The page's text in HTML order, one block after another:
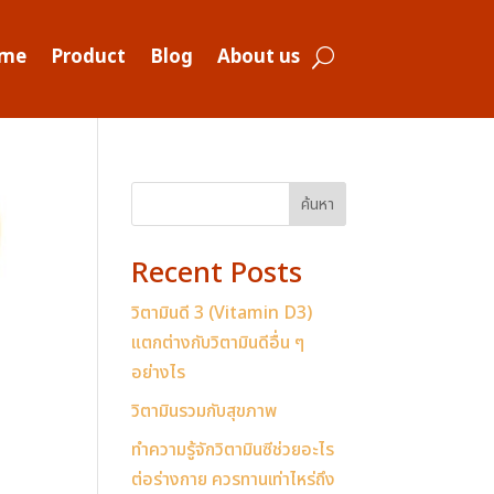
Product Blog About us
ค้นหา
Recent Posts
วิตามินดี 3 (Vitamin D3)
แตกต่างกับวิตามินดีอื่น ๆ
อย่างไร
วิตามินรวมกับสุขภาพ
ทำความรู้จักวิตามินซีช่วยอะไร
ต่อร่างกาย ควรทานเท่าไหร่ถึง